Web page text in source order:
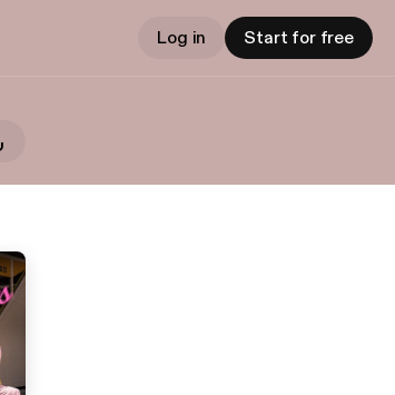
Log in Start for free